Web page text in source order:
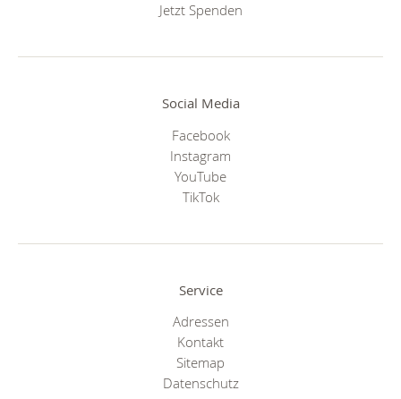
Jetzt Spenden
Social Media
Facebook
Instagram
YouTube
TikTok
Service
Adressen
Kontakt
Sitemap
Datenschutz